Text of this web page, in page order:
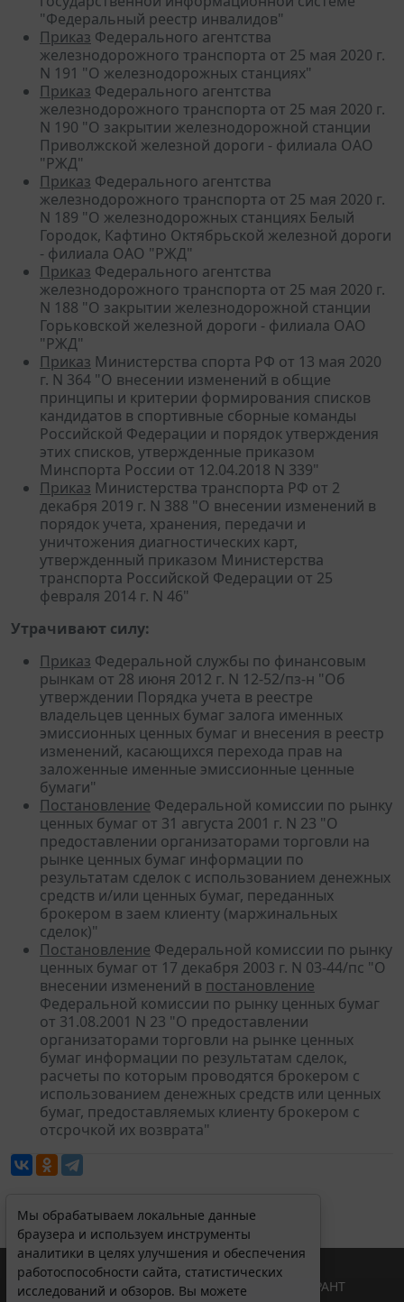
"Федеральный реестр инвалидов"
Приказ Федерального агентства
железнодорожного транспорта от 25 мая 2020 г.
N 191 "О железнодорожных станциях"
Приказ Федерального агентства
железнодорожного транспорта от 25 мая 2020 г.
N 190 "О закрытии железнодорожной станции
Приволжской железной дороги - филиала ОАО
"РЖД"
Приказ Федерального агентства
железнодорожного транспорта от 25 мая 2020 г.
N 189 "О железнодорожных станциях Белый
Городок, Кафтино Октябрьской железной дороги
- филиала ОАО "РЖД"
Приказ Федерального агентства
железнодорожного транспорта от 25 мая 2020 г.
N 188 "О закрытии железнодорожной станции
Горьковской железной дороги - филиала ОАО
"РЖД"
Приказ Министерства спорта РФ от 13 мая 2020
г. N 364 "О внесении изменений в общие
принципы и критерии формирования списков
кандидатов в спортивные сборные команды
Российской Федерации и порядок утверждения
этих списков, утвержденные приказом
Минспорта России от 12.04.2018 N 339"
Приказ Министерства транспорта РФ от 2
декабря 2019 г. N 388 "О внесении изменений в
порядок учета, хранения, передачи и
уничтожения диагностических карт,
утвержденный приказом Министерства
транспорта Российской Федерации от 25
февраля 2014 г. N 46"
Утрачивают силу:
Приказ Федеральной службы по финансовым
рынкам от 28 июня 2012 г. N 12-52/пз-н "Об
утверждении Порядка учета в реестре
владельцев ценных бумаг залога именных
эмиссионных ценных бумаг и внесения в реестр
изменений, касающихся перехода прав на
заложенные именные эмиссионные ценные
бумаги"
Постановление Федеральной комиссии по рынку
ценных бумаг от 31 августа 2001 г. N 23 "О
предоставлении организаторами торговли на
рынке ценных бумаг информации по
результатам сделок с использованием денежных
средств и/или ценных бумаг, переданных
брокером в заем клиенту (маржинальных
сделок)"
Постановление Федеральной комиссии по рынку
ценных бумаг от 17 декабря 2003 г. N 03-44/пс "О
внесении изменений в постановление
Федеральной комиссии по рынку ценных бумаг
от 31.08.2001 N 23 "О предоставлении
организаторами торговли на рынке ценных
бумаг информации по результатам сделок,
расчеты по которым проводятся брокером с
использованием денежных средств или ценных
бумаг, предоставляемых клиенту брокером с
отсрочкой их возврата"
Мы обрабатываем локальные данные
браузера и используем инструменты
аналитики в целях улучшения и обеспечения
работоспособности сайта, статистических
исследований и обзоров. Вы можете
© ООО "НПП "ГАРАНТ-СЕРВИС", 2026. Система ГАРАНТ